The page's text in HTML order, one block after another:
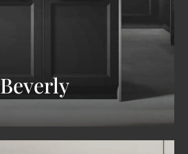
Beverly